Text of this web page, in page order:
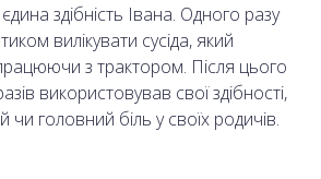
здібність Івана. Одного разу
вилікувати сусіда, який
з трактором. Після цього
використовував свої здібності,
головний біль у своїх родичів.